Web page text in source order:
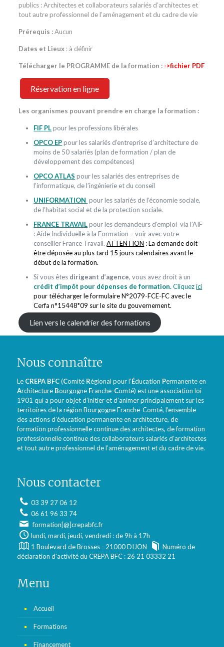
publics : Architectes et collaborateurs salariés d’architectes et
tout autre professionnel de l’aménagement et du cadre de vie
Prérequis :Aucun
Dates et Lieux : à définir
Télécharger le PROGRAMME de la formation : ->fichier PDF
Réservation en ligne
Les organismes pouvant prendre en charge la formation :
FIF PLpour les professions libérales
OPCO EP pour les salariés d’entreprise d’architecture de
moins de 50 salariés (plan de formation / plan de
développement des compétences)
OPCO ATLAS pour les salariés des entreprises de
l’informatique, de l’ingénierie et du conseil
UNIFORMATION pour les salariés de l’économie sociale,
de l’habitat social et de la protection sociale.
FRANCE TRAVAILpour les demandeurs d’emploi via l’AIF
: Aide Individuelle à la Formation – voir avec votre
conseiller France Travail.ATTENTION : La demande doit
être déposée au plus tard 15 jours calendaires avant le
début de la formation.
Si vous êtes dirigeant d’agence, vous avez droit à un
crédit d’impôt pour dépenses de formation.Cliquezici
pour télécharger le formulaire N°2079-FCE-FC avec le
Cerfa n°15448*09 sur le site du gouvernement.
Lien vers le calendrier des formations
Nous connaître
Le CREPA BFC(Comité Régional pour l’Éducation Permanente en
Architecture Bourgogne Franche-Comté) est une association loi
1901 qui a pour objet d’initier et d’animer principalement sur les
territoires de la région Bourgogne Franche-Comté, l’ensemble
des actions d’éducation permanente en architecture, de
formation professionnelle continue des architectes, de formation
professionnelle continue des collaborateurs salariés d’architectes
et tout autre professionnel de l’aménagement et du cadre de vie.
Nous contacter
03 39 27 06 12
06 61 96 33 74
formation[@]crepabfc.fr
lundi, mardi, jeudi, vendredi : de 9h à 17h
1 Boulevard de Brosses - 21000 DIJON
Numéro de
déclaration d'activité du CREPA BFC : 26 21 03332 21
Menu
Accueil
Formations
Financement